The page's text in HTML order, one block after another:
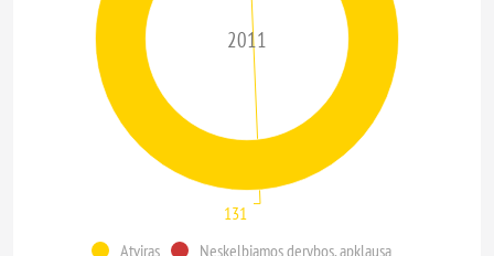
2011
Atviras
Neskelbiamos derybos, apklausa
131